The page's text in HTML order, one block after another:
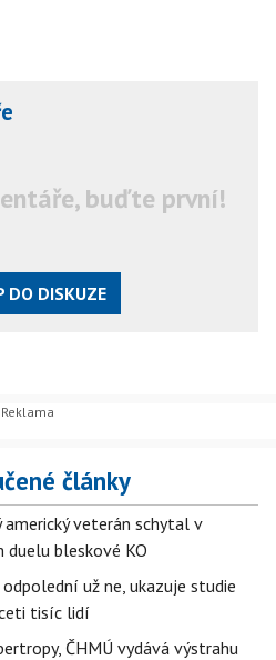
buďte první!
DO DISKUZE
články
americký veterán schytal v
duelu bleskové KO
už ne, ukazuje studie
tisíc lidí
ČHMÚ vydává výstrahu